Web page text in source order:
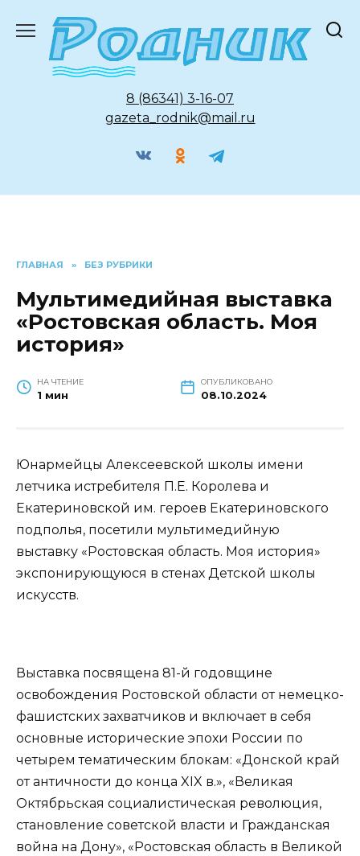
содержанию
8 (86341) 3-16-07
gazeta_rodnik@mail.ru
ГЛАВНАЯ » БЕЗ РУБРИКИ
Мультимедийная выставка
«Ростовская область. Моя
история»
НА ЧТЕНИЕ
1 мин
ОПУБЛИКОВАНО
08.10.2024
Юнармейцы Алексеевской школы имени
летчика истребителя П.Е. Королева и
Екатериновской им. героев Екатериновского
подполья, посетили мультимедийную
выставку «Ростовская область. Моя история»
экспонирующуюся в стенах Детской школы
искусств.
Выставка посвящена 81-й годовщине
освобождения Ростовской области от немецко-
фашистских захватчиков и включает в себя
основные исторические эпохи России по
четырем тематическим блокам: «Донской край
от античности до конца XIX в.», «Великая
Октябрьская социалистическая революция,
становление советской власти и Гражданская
война на Дону», «Ростовская область в Великой